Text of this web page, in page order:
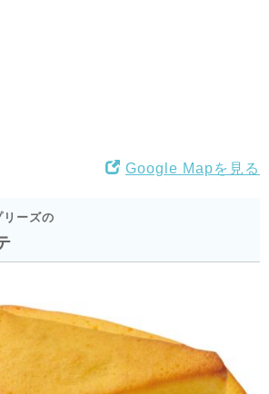
Google Mapを見る
ーズの